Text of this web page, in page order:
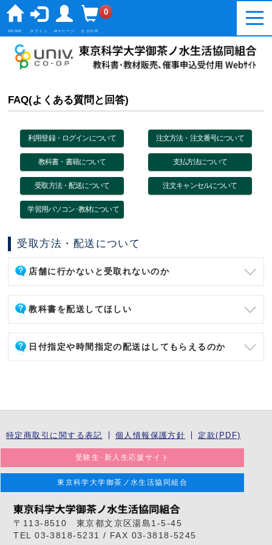
HOME ログイン MYページ
0
カゴの中
FAQ(よくある質問と回答)
利用登録・ログインについて 注文方法・注文番号について
教科書・書籍について 支払方法について
受取方法・配送について 注文キャンセルについて
学習用パソコン･教材について
受取方法・配送について
店舗に行かないと受取れないのか
教科書を配送してほしい
日付指定や時間指定の配送はしてもらえるのか
特定商取引に関する表記 個人情報保護方針 定款(PDF)
受験生･新入生応援サイト
東京科学大学御茶ノ水生活協同組合
〒113-8510 東京都文京区湯島1-5-45
TEL 03-3818-5231 / FAX 03-3818-5245